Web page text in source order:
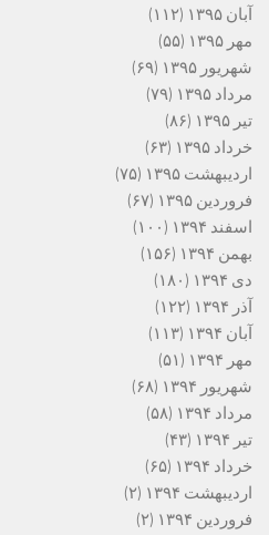
آبان ۱۳۹۵
(۱۱۲)
مهر ۱۳۹۵
(۵۵)
شهریور ۱۳۹۵
(۶۹)
مرداد ۱۳۹۵
(۷۹)
تیر ۱۳۹۵
(۸۶)
خرداد ۱۳۹۵
(۶۳)
اردیبهشت ۱۳۹۵
(۷۵)
فروردین ۱۳۹۵
(۶۷)
اسفند ۱۳۹۴
(۱۰۰)
بهمن ۱۳۹۴
(۱۵۶)
دی ۱۳۹۴
(۱۸۰)
آذر ۱۳۹۴
(۱۲۲)
آبان ۱۳۹۴
(۱۱۳)
مهر ۱۳۹۴
(۵۱)
شهریور ۱۳۹۴
(۶۸)
مرداد ۱۳۹۴
(۵۸)
تیر ۱۳۹۴
(۴۳)
خرداد ۱۳۹۴
(۶۵)
اردیبهشت ۱۳۹۴
(۲)
فروردین ۱۳۹۴
(۲)